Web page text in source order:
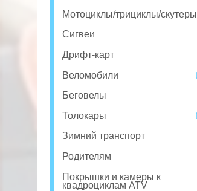
Мотоциклы/трициклы/скутеры
Сигвеи
Дрифт-карт
Веломобили
Беговелы
Толокары
Зимний транспорт
Родителям
Покрышки и камеры к
квадроциклам ATV